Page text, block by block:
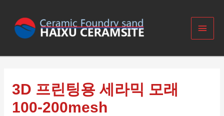
3D 프린팅용 세라믹 모래
100-200mesh